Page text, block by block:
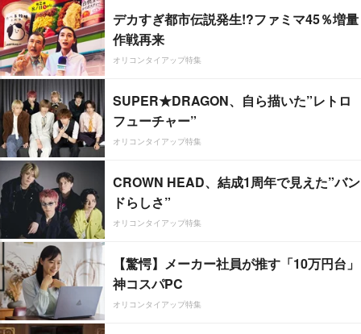
デカすぎ都市伝説発生!?ファミマ45％増量
作戦再来
オリコンタイアップ特集
SUPER★DRAGON、自ら描いた”レトロ
フューチャー”
オリコンタイアップ特集
CROWN HEAD、結成1周年で見えた”バン
ドらしさ”
オリコンタイアップ特集
【驚愕】メーカー社員が推す「10万円台」
神コスパPC
オリコンタイアップ特集